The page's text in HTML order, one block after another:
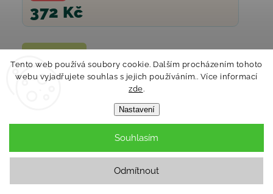
Tento web používá soubory cookie. Dalším procházením tohoto
webu vyjadřujete souhlas s jejich používáním.. Více informací
zde.
Nastavení
Odmítnout
Souhlasím
372 Kč